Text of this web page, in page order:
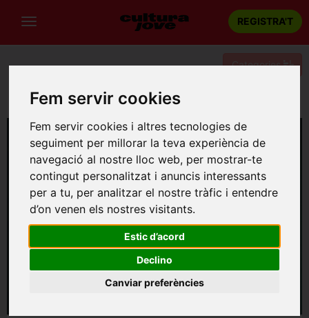
Fem servir cookies
Fem servir cookies i altres tecnologies de
seguiment per millorar la teva experiència de
navegació al nostre lloc web, per mostrar-te
contingut personalitzat i anuncis interessants
per a tu, per analitzar el nostre tràfic i entendre
d’on venen els nostres visitants.
Estic d’acord
Declino
Canviar preferències
REGISTRA'T
Categories
Portada Música Girona Pau Vallvé + Angeladorrrm